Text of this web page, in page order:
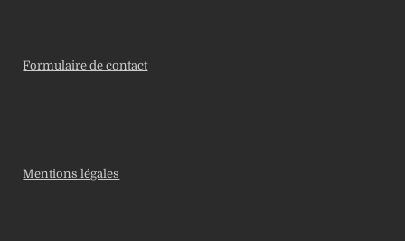
Formulaire de contact
Mentions légales